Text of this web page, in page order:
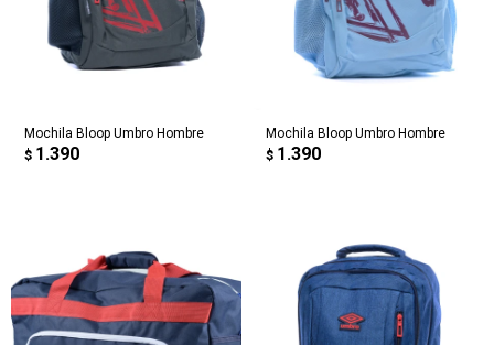
Mochila Bloop Umbro Hombre
$ 1.390
Mochila Bloop Umbro Hombre
$ 1.390